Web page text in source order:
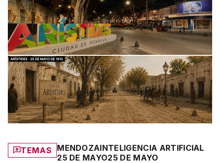
TEMAS MENDOZAINTELIGENCIA ARTIFICIAL
25 DE MAYO25 DE MAYO